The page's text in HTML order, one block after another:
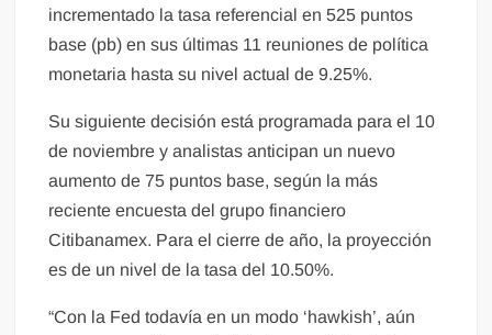
incrementado la tasa referencial en 525 puntos
base (pb) en sus últimas 11 reuniones de política
monetaria hasta su nivel actual de 9.25%.
Su siguiente decisión está programada para el 10
de noviembre y analistas anticipan un nuevo
aumento de 75 puntos base, según la más
reciente encuesta del grupo financiero
Citibanamex. Para el cierre de año, la proyección
es de un nivel de la tasa del 10.50%.
“Con la Fed todavía en un modo ‘hawkish’, aún